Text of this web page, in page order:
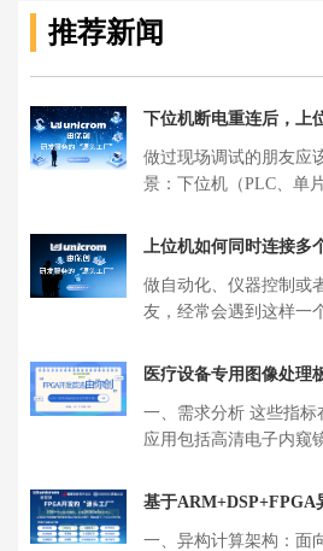
推荐新闻
下位机断电重连后，上
信？
做过现场调试的朋友应
景：下位机（PLC、单
上位机如何同时连接多
做自动化、仪器控制或
友，经常会遇到这样一
[…]
医疗设备专用图像处理
一、需求分析 这些指标
应用包括高清电子内窥
基于ARM+DSP+FPGA
ADC采集卡定制方案
一、异构计算架构：面